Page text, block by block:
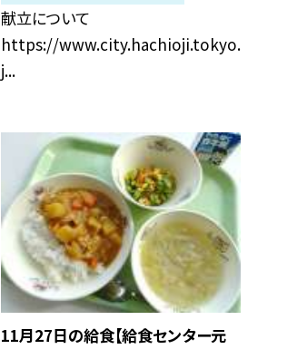
献立について
https://www.city.hachioji.tokyo.
j...
11月27日の給食【給食センター元